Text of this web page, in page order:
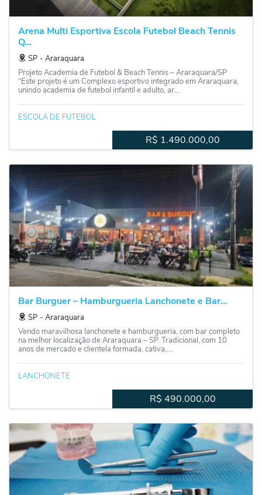
Arena Multi Esportiva Escola Futebol Beach Tennis
Q...
SP ‐ Araraquara
Projeto Academia de Futebol & Beach Tennis – Araraquara/SP
“Este projeto é um Complexo esportivo integrado em Araraquara,
unindo academia de futebol infantil e adulto, ar...
ESCOLA DE FUTEBOL
R$ 1.490.000,00
Bar Burguer – Hamburgueria Lanchonete e Bar...
SP ‐ Araraquara
Vendo maravilhosa lanchonete e hamburgueria, com bar completo
na melhor localização de Araraquara – SP. Tradicional, com 10
anos de mercado e clientela formada, cativa,...
LANCHONETE
R$ 490.000,00